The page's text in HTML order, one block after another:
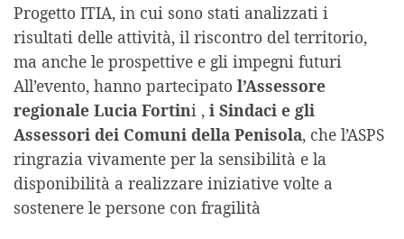
Progetto ITIA, in cui sono stati analizzati i
risultati delle attività, il riscontro del territorio,
ma anche le prospettive e gli impegni futuri
All’evento, hanno partecipato l’Assessore
regionale Lucia Fortini , i Sindaci e gli
Assessori dei Comuni della Penisola, che l’ASPS
ringrazia vivamente per la sensibilità e la
disponibilità a realizzare iniziative volte a
sostenere le persone con fragilità